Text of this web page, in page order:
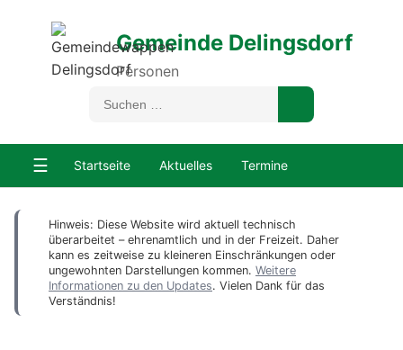
Gemeinde Delingsdorf
Personen
☰ Startseite Aktuelles Termine
Hinweis: Diese Website wird aktuell technisch
überarbeitet – ehrenamtlich und in der Freizeit. Daher
kann es zeitweise zu kleineren Einschränkungen oder
ungewohnten Darstellungen kommen. Weitere
Informationen zu den Updates. Vielen Dank für das
Verständnis!